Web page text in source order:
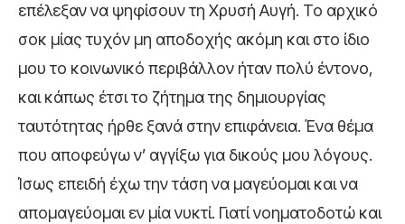
επέλεξαν να ψηφίσουν τη Χρυσή Αυγή. Το αρχικό
σοκ μίας τυχόν μη αποδοχής ακόμη και στο ίδιο
μου το κοινωνικό περιβάλλον ήταν πολύ έντονο,
και κάπως έτσι το ζήτημα της δημιουργίας
ταυτότητας ήρθε ξανά στην επιφάνεια. Ένα θέμα
που αποφεύγω ν’ αγγίξω για δικούς μου λόγους.
Ίσως επειδή έχω την τάση να μαγεύομαι και να
απομαγεύομαι εν μία νυκτί. Γιατί νοηματοδοτώ και